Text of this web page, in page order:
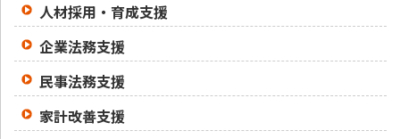
人材採用・育成支援
企業法務支援
民事法務支援
家計改善支援